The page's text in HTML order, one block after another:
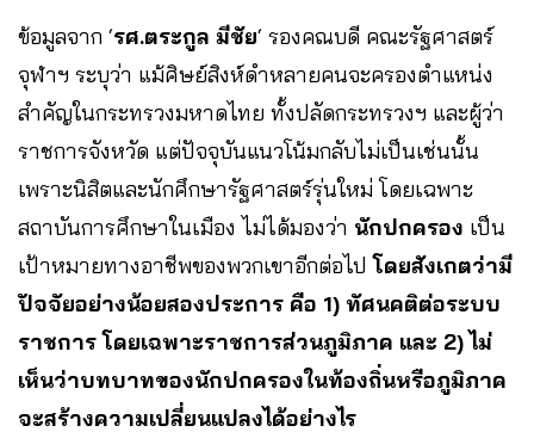
ข้อมูลจาก ‘รศ.ตระกูล มีชัย‘ รองคณบดี คณะรัฐศาสตร์
จุฬาฯ ระบุว่า แม้ศิษย์สิงห์ดำหลายคนจะครองตำแหน่ง
สำคัญในกระทรวงมหาดไทย ทั้งปลัดกระทรวงฯ และผู้ว่า
ราชการจังหวัด แต่ปัจจุบันแนวโน้มกลับไม่เป็นเช่นนั้น
เพราะนิสิตและนักศึกษารัฐศาสตร์รุ่นใหม่ โดยเฉพาะ
สถาบันการศึกษาในเมือง ไม่ได้มองว่า นักปกครอง เป็น
เป้าหมายทางอาชีพของพวกเขาอีกต่อไปโดยสังเกตว่ามี
ปัจจัยอย่างน้อยสองประการ คือ 1) ทัศนคติต่อระบบ
ราชการ โดยเฉพาะราชการส่วนภูมิภาค และ 2) ไม่
เห็นว่าบทบาทของนักปกครองในท้องถิ่นหรือภูมิภาค
จะสร้างความเปลี่ยนแปลงได้อย่างไร